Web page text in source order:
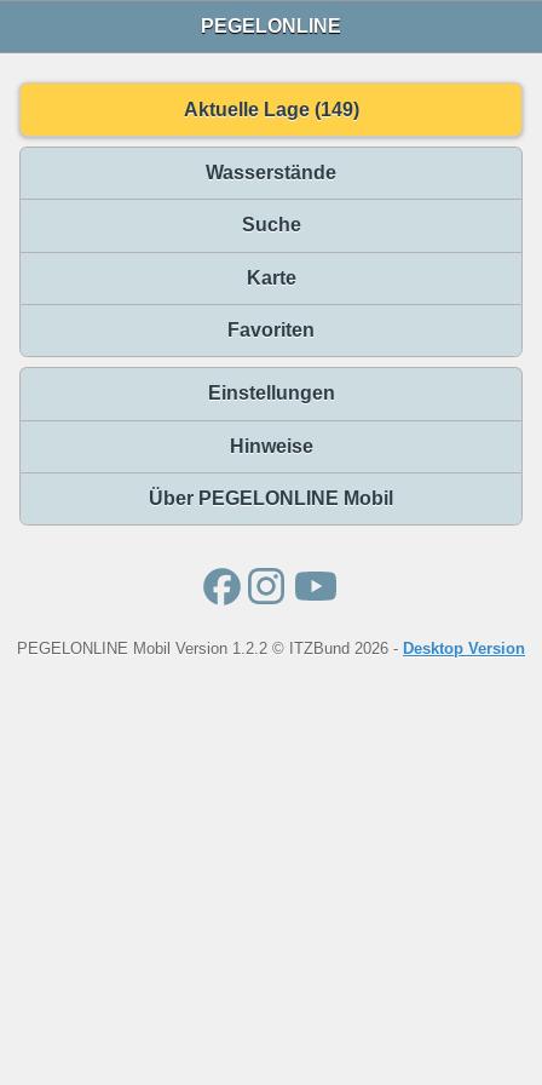
PEGELONLINE
Aktuelle Lage (149)
Wasserstände
Suche
Karte
Favoriten
Einstellungen
Hinweise
Über PEGELONLINE Mobil
PEGELONLINE Mobil Version 1.2.2 © ITZBund 2026 - Desktop Version